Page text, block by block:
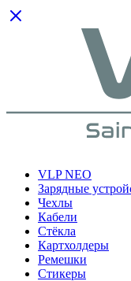
VLP NEO
Зарядные
Чехлы
Кабели
Cтёкла
Картхолдеры
Ремешки
Стикеры